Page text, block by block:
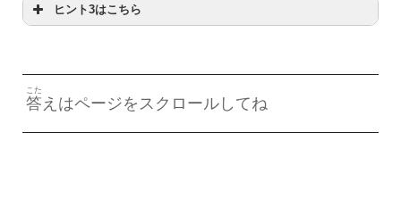
ヒント3はこちら
答
こた
えはページをスクロールしてね